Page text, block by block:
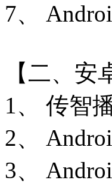
7、
【二、
1、 传智
2、
3、